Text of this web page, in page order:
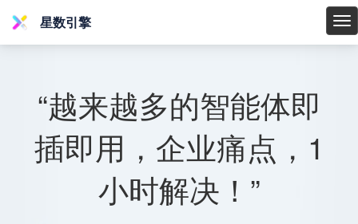
星
星数引擎
“越来越多的智能体即
插即用，企业痛点，1
小时解决！”